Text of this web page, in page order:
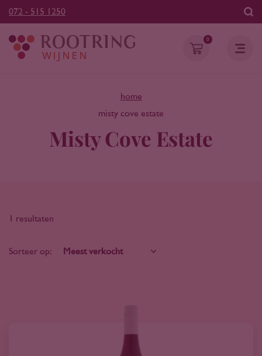
072 - 515 1250
0
home
misty cove estate
Misty Cove Estate
1 resultaten
Sorteer op: